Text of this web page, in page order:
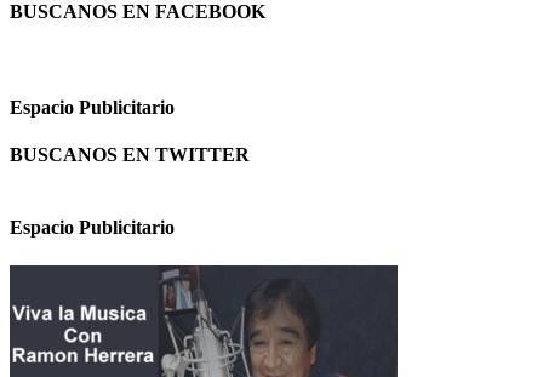
BUSCANOS EN FACEBOOK
Espacio Publicitario
BUSCANOS EN TWITTER
Espacio Publicitario